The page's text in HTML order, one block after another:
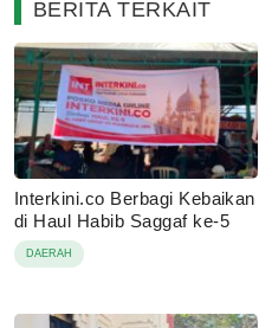
BERITA TERKAIT
Interkini.co Berbagi Kebaikan
di Haul Habib Saggaf ke-5
DAERAH